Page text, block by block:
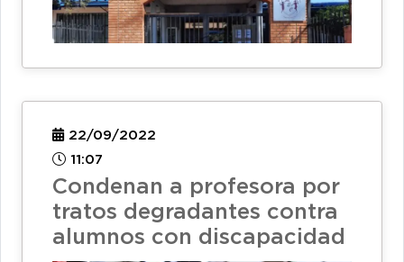
22/09/2022
11:07
Condenan a profesora por
tratos degradantes contra
alumnos con discapacidad